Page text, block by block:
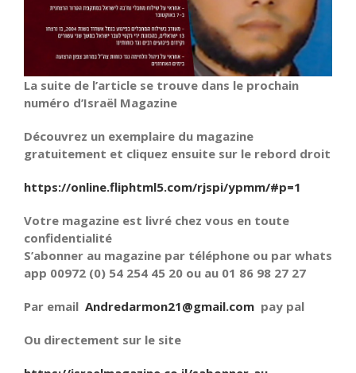
La suite de l’article se trouve dans le prochain
numéro d’Israël Magazine
Découvrez un exemplaire du magazine
gratuitement et cliquez ensuite sur le rebord droit
https://online.fliphtml5.com/rjspi/ypmm/#p=1
Votre magazine est livré chez vous en toute
confidentialité
S’abonner au magazine par téléphone ou par whats
app 00972 (0) 54 254 45 20 ou au 01 86 98 27 27
Par email Andredarmon21@gmail.com pay pal
Ou directement sur le site